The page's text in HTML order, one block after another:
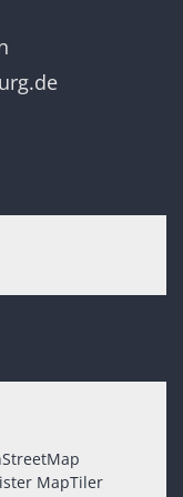
MapTiler